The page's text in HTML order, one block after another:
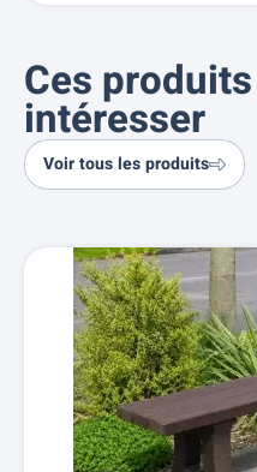
Ces
intéresser
Voir tous les produits